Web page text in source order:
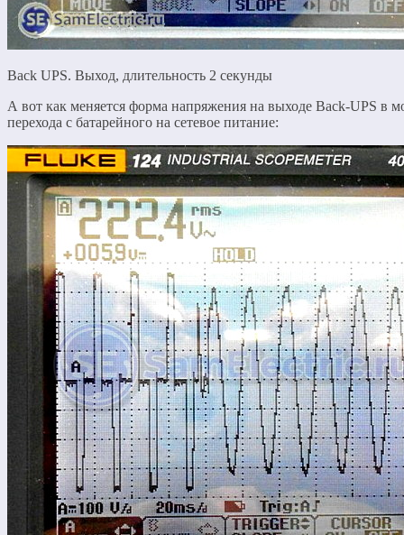
Back UPS. Выход, длительность 2 секунды
А вот как меняется форма напряжения на выходе Back-UPS в
перехода с батарейного на сетевое питание: